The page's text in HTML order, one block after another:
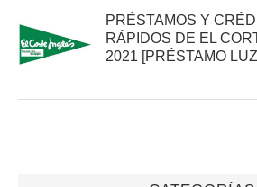
PRÉSTAMOS Y
RÁPIDOS DE EL
2021 [PRÉSTAMO